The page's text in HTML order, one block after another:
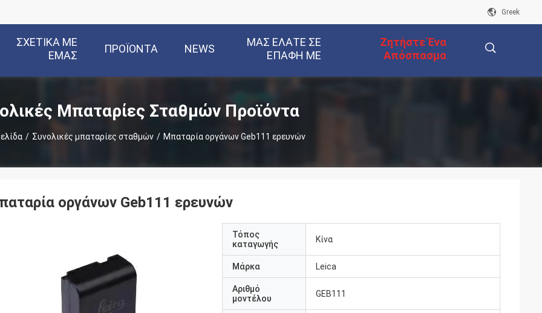
Greek
ΣΧΕΤΙΚΆ ΜΕ
ΕΜΆΣ
ΠΡΟΪΌΝΤΑ NEWS
ΜΑΣ ΕΛΆΤΕ ΣΕ
ΕΠΑΦΉ ΜΕ
Ζητήστε Ένα
Απόσπασμα
Μπαταρίες Σταθμών Προϊόντα
/ Συνολικές μπαταρίες σταθμών / Μπαταρία οργάνων Geb111 ερευνών
οργάνων Geb111 ερευνών
Τόπος
καταγωγής
Κίνα
Μάρκα Leica
Αριθμό
μοντέλου
GEB111